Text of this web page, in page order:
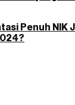
Penuh NIK